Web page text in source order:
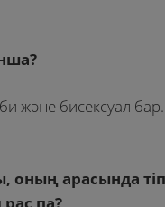
және бисексуал
оның арасында
па?